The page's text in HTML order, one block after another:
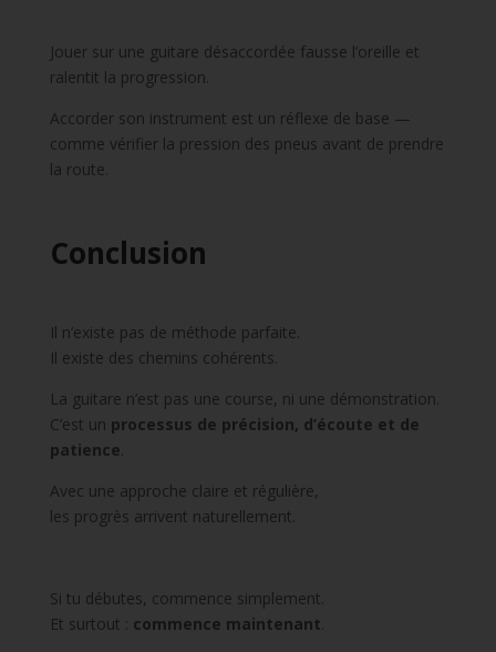
Jouer sur une guitare désaccordée fausse l’oreille et
ralentit la progression.
Accorder son instrument est un réflexe de base —
comme vérifier la pression des pneus avant de prendre
la route.
Conclusion
Il n’existe pas de méthode parfaite.
Il existe des chemins cohérents.
La guitare n’est pas une course, ni une démonstration.
C’est un processus de précision, d’écoute et de
patience
Avec une approche claire et régulière,
les progrès arrivent naturellement.
Si tu débutes, commence simplement.
Et surtout : commence maintenant